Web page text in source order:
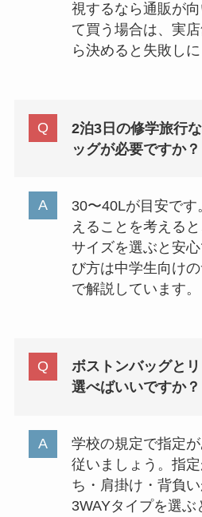
視するなら通販が
て買う場合は、実
ら決めると失敗しに
2泊3日の修学旅行
ッグが必要ですか？
30〜40Lが目安で
えることを考える
サイズを選ぶと安
び方は中学生向け
で解説しています。
ボストンバッグと
選べばいいですか？
学校の規定で指定
従いましょう。指
ち・肩掛け・背負
3WAYタイプを選ぶ